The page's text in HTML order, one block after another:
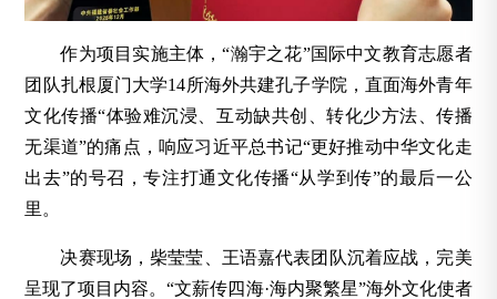
作为项目实施主体，“瀚宇之花”国际中文教育志愿者
团队扎根厦门大学14所海外共建孔子学院，直面海外青年
文化传播“体验难沉浸、互动缺共创、转化少方法、传播
无渠道”的痛点，响应习近平总书记“更好推动中华文化走
出去”的号召，专注打通文化传播“从学到传”的最后一公
里。
决赛现场，柴莹莹、王语嘉代表团队沉着应战，完美
呈现了项目内容。“文薪传四海·海内聚繁星”海外文化使者